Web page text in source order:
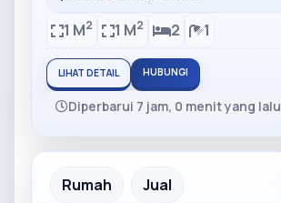
1 M2 1 M2 2 1
LIHAT DETAIL HUBUNGI
Diperbarui 7 jam, 0 menit yang lalu
Partner Ad
Rumah Jual